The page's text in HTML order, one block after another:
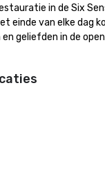
in de Six
einde van elke dag
geliefden in de